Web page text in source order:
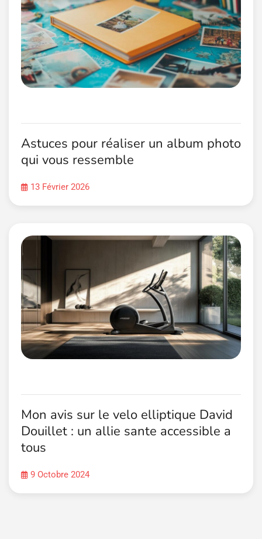
Astuces pour réaliser un album photo
qui vous ressemble
13 Février 2026
Mon avis sur le velo elliptique David
Douillet : un allie sante accessible a
tous
9 Octobre 2024